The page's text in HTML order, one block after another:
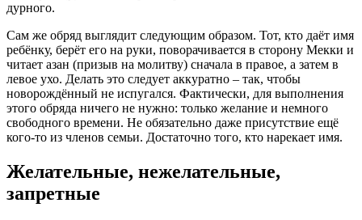
дурного.
Сам же обряд выглядит следующим образом. Тот, кто даёт имя
ребёнку, берёт его на руки, поворачивается в сторону Мекки и
читает азан (призыв на молитву) сначала в правое, а затем в
левое ухо. Делать это следует аккуратно – так, чтобы
новорождённый не испугался. Фактически, для выполнения
этого обряда ничего не нужно: только желание и немного
свободного времени. Не обязательно даже присутствие ещё
кого-то из членов семьи. Достаточно того, кто нарекает имя.
Желательные, нежелательные,
запретные